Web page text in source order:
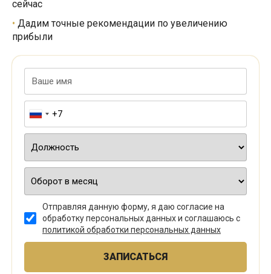
сейчас
• Дадим точные рекомендации по увеличению
прибыли
Отправляя данную форму, я даю согласие на
обработку персональных данных и соглашаюсь с
политикой обработки персональных данных
ЗАПИСАТЬСЯ